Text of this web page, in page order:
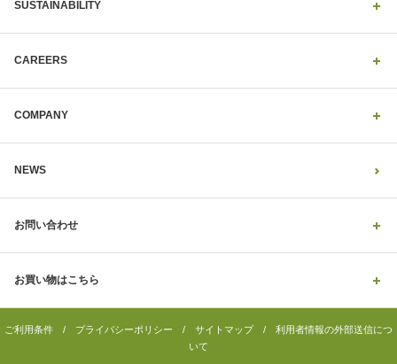
SUSTAINABILITY
CAREERS
COMPANY
NEWS
お問い合わせ
お買い物はこちら
ご利用条件 / プライバシーポリシー / サイトマップ / 利用者情報の外部送信につ
いて